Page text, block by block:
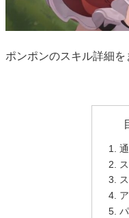
ポンポンのスキル詳細を